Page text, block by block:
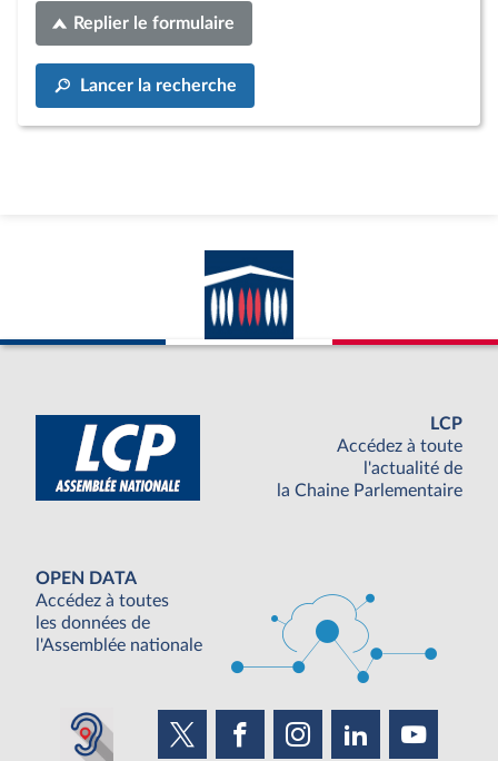
Replier le formulaire
Lancer la recherche
LCP
Accédez à toute
l'actualité de
la Chaine Parlementaire
OPEN DATA
Accédez à toutes
les données de
l'Assemblée nationale